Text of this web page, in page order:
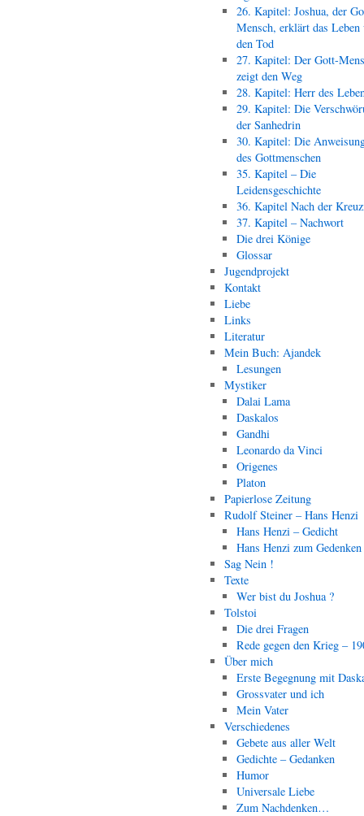
26. Kapitel: Joshua, der
Mensch, erklärt das Leben
den Tod
27. Kapitel: Der Gott-
zeigt den Weg
28. Kapitel: Herr des
29. Kapitel: Die
der Sanhedrin
30. Kapitel: Die
des Gottmenschen
35. Kapitel – Die
Leidensgeschichte
36. Kapitel Nach der
37. Kapitel – Nachwort
Die drei Könige
Glossar
Jugendprojekt
Kontakt
Liebe
Links
Literatur
Mein Buch: Ajandek
Lesungen
Mystiker
Dalai Lama
Daskalos
Gandhi
Leonardo da Vinci
Origenes
Platon
Papierlose Zeitung
Rudolf Steiner – Hans Henzi
Hans Henzi – Gedicht
Hans Henzi zum Gedenken
Sag Nein !
Texte
Wer bist du Joshua ?
Tolstoi
Die drei Fragen
Rede gegen den Krieg –
Über mich
Erste Begegnung mit
Grossvater und ich
Mein Vater
Verschiedenes
Gebete aus aller Welt
Gedichte – Gedanken
Humor
Universale Liebe
Zum Nachdenken…